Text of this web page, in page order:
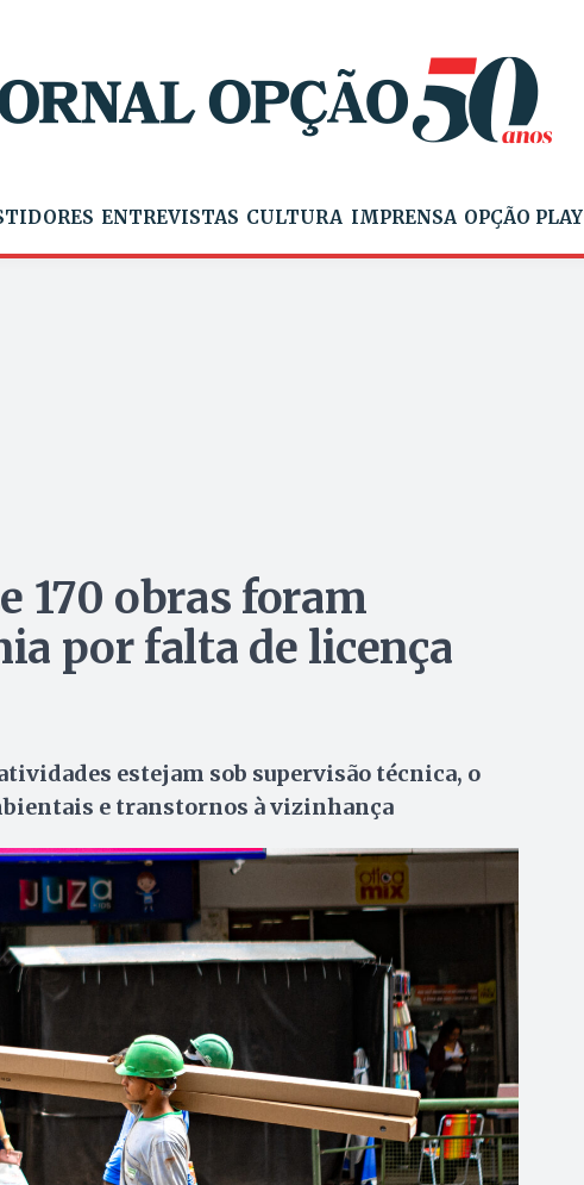
ENTREVISTAS CULTURA IMPRENSA OPÇÃO PLAY
170 obras foram
por falta de licença
estejam sob supervisão técnica, o
e transtornos à vizinhança